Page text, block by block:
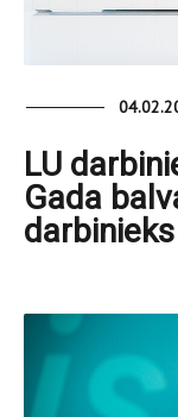
LU
Gada